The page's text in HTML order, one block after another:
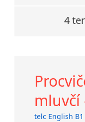
4
mluvčí
telc English B1